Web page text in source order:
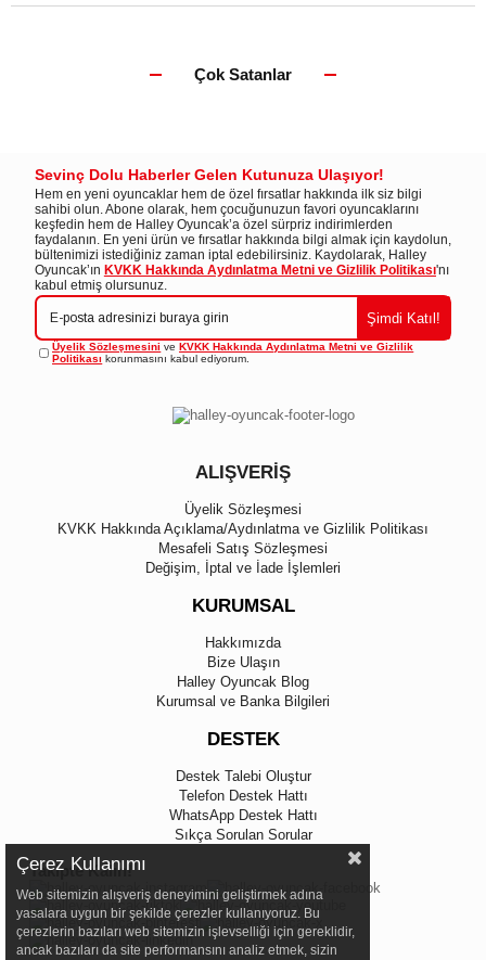
Çok Satanlar
Sevinç Dolu Haberler Gelen Kutunuza Ulaşıyor!
Hem en yeni oyuncaklar hem de özel fırsatlar hakkında ilk siz bilgi
sahibi olun. Abone olarak, hem çocuğunuzun favori oyuncaklarını
keşfedin hem de Halley Oyuncak’a özel sürpriz indirimlerden
faydalanın. En yeni ürün ve fırsatlar hakkında bilgi almak için kaydolun,
bültenimizi istediğiniz zaman iptal edebilirsiniz. Kaydolarak, Halley
Oyuncak’ın KVKK Hakkında Aydınlatma Metni ve Gizlilik Politikası'nı
kabul etmiş olursunuz.
Şimdi Katıl!
Üyelik Sözleşmesini veKVKK Hakkında Aydınlatma Metni ve Gizlilik
Politikası korunmasını kabul ediyorum.
ALIŞVERİŞ
Üyelik Sözleşmesi
KVKK Hakkında Açıklama/Aydınlatma ve Gizlilik Politikası
Mesafeli Satış Sözleşmesi
Değişim, İptal ve İade İşlemleri
KURUMSAL
Hakkımızda
Bize Ulaşın
Halley Oyuncak Blog
Kurumsal ve Banka Bilgileri
DESTEK
Destek Talebi Oluştur
Telefon Destek Hattı
WhatsApp Destek Hattı
Sıkça Sorulan Sorular
Takipte Kalın!
Çerez Kullanımı
Web sitemizin alışveriş deneyimini geliştirmek adına
yasalara uygun bir şekilde çerezler kullanıyoruz. Bu
çerezlerin bazıları web sitemizin işlevselliği için gereklidir,
ancak bazıları da site performansını analiz etmek, sizin